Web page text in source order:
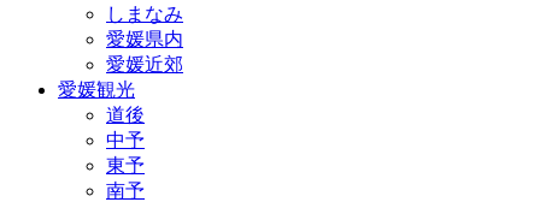
しまなみ
愛媛県内
愛媛近郊
愛媛観光
道後
中予
東予
南予